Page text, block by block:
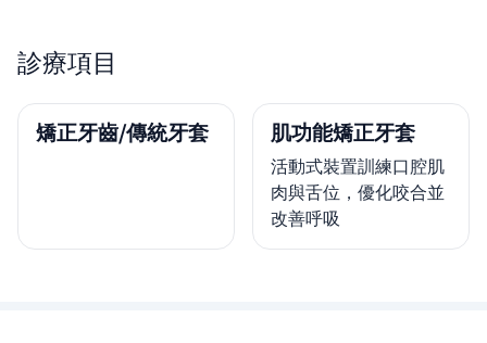
診療項目
矯正牙齒/傳統牙套 肌功能矯正牙套
活動式裝置訓練口腔肌
肉與舌位，優化咬合並
改善呼吸